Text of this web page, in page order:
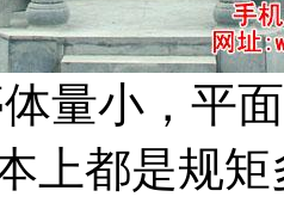
量小，平
上都是规